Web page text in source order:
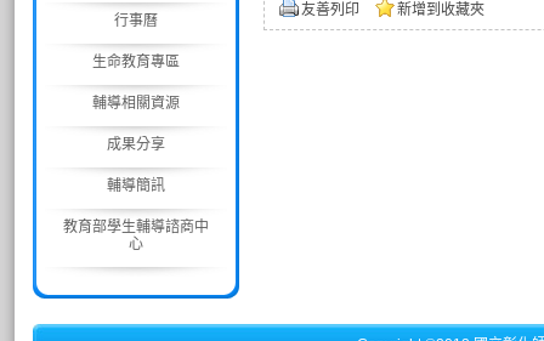
行事曆
生命教育專區
輔導相關資源
成果分享
輔導簡訊
教育部學生輔導諮商中
心
友善列印 新增到收藏夾